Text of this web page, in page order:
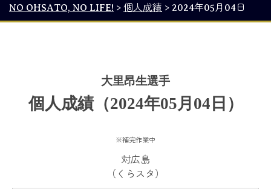
NO OHSATO, NO LIFE! > 個人成績 > 2024年05月04日
大里昂生選手
個人成績（2024年05月04日）
※補完作業中
対広島
（くらスタ）